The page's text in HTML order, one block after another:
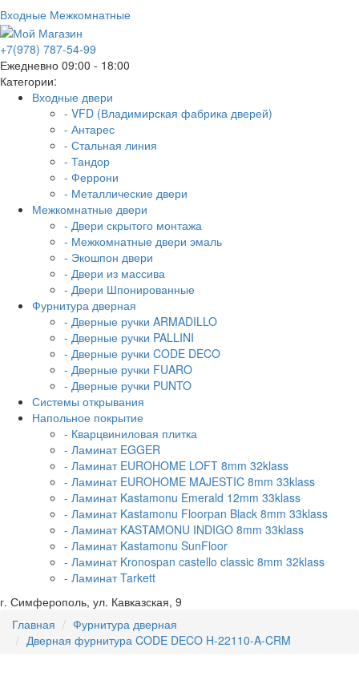
Входные Межкомнатные
+7(978) 787-54-99
Ежедневно 09:00 - 18:00
Категории:
Входные двери
- VFD (Владимирская фабрика дверей)
- Антарес
- Стальная линия
- Тандор
- Феррони
- Металлические двери
Межкомнатные двери
- Двери скрытого монтажа
- Межкомнатные двери эмаль
- Экошпон двери
- Двери из массива
- Двери Шпонированные
Фурнитура дверная
- Дверные ручки ARMADILLO
- Дверные ручки PALLINI
- Дверные ручки CODE DECO
- Дверные ручки FUARO
- Дверные ручки PUNTO
Системы открывания
Напольное покрытие
- Кварцвиниловая плитка
- Ламинат EGGER
- Ламинат EUROHOME LOFT 8mm 32klass
- Ламинат EUROHOME MAJESTIC 8mm 33klass
- Ламинат Kastamonu Emerald 12mm 33klass
- Ламинат Kastamonu Floorpan Black 8mm 33klass
- Ламинат KASTAMONU INDIGO 8mm 33klass
- Ламинат Kastamonu SunFloor
- Ламинат Kronospan castello classic 8mm 32klass
- Ламинат Tarkett
г. Симферополь, ул. Кавказская, 9
Главная
Фурнитура дверная
Дверная фурнитура CODE DECO H-22110-A-CRM